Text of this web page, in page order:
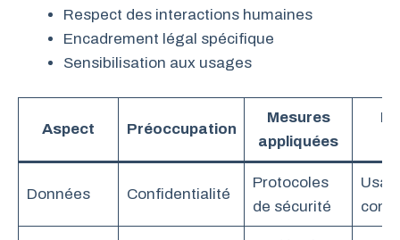
Respect des interactions humaines
Encadrement légal spécifique
Sensibilisation aux usages
Aspect Préoccupation
Mesures
appliquées
Données Confidentialité
Protocoles
de sécurité